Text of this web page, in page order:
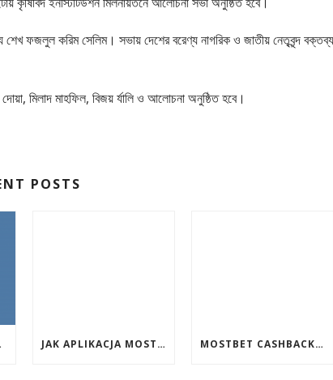
ফজলুল করিম সেলিম। সভায় দেশের বরেণ্য নাগরিক ও জাতীয় নেতৃবৃন্দ বক্তব্য
মিলাদ মাহফিল, বিজয় র্যালি ও আলোচনা অনুষ্ঠিত হবে।
POSTS
RTP JAK APLIKACJA MOSTBET WSPIERA UŻYTKOWNIKÓW ANDROIDA? MOSTBET CASHBACK: HANGI OYUNLAR SIZI DAHA ÇOX QAZANA BILƏR?